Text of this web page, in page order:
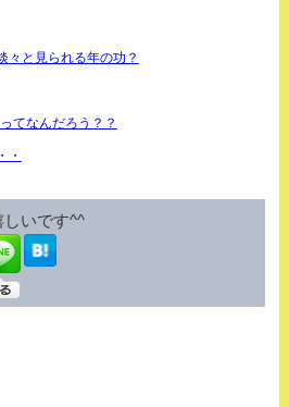
々と見られる年の功？
てなんだろう？？
・
いです^^